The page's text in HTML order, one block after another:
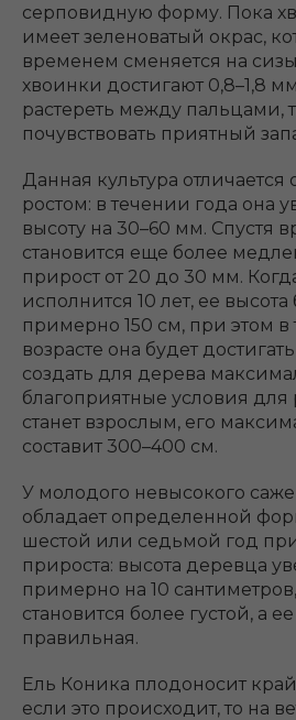
серповидную форму. Пока
имеет зеленоватый окрас,
временем сменяется на
хвоинки достигают 0,8–1,8
растереть между пальцами,
почувствовать приятный
Данная культура
ростом: в течении года она
высоту на 30–60 мм. Спустя
становится еще более
прирост от 20 до 30 мм.
исполнится 10 лет, ее высота
примерно 150 см, при этом
возрасте она будет
создать для дерева
благоприятные условия для
станет взрослым, его
составит 300–400 см.
У молодого невысокого
обладает определенной
шестой или седьмой год
прироста: высота деревца
примерно на 10
становится более густой, а
правильная.
Ель Коника плодоносит
если это происходит, то на